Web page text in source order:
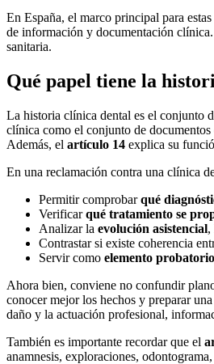
En España, el marco principal para
de información y documentación
sanitaria.
Qué papel tiene la
La historia clínica dental es el conjunto
clínica como el conjunto de
Además, el artículo 14 explica su
En una reclamación contra una clínica
Permitir comprobarqué
Verificarqué tratamiento se
Analizar la evolución asistencial,
Contrastar si existe coherencia
Servir como elemento probatorio
Ahora bien, conviene no confundir
conocer mejor los hechos y preparar
daño y la actuación profesional,
También es importante recordar que el
anamnesis, exploraciones,